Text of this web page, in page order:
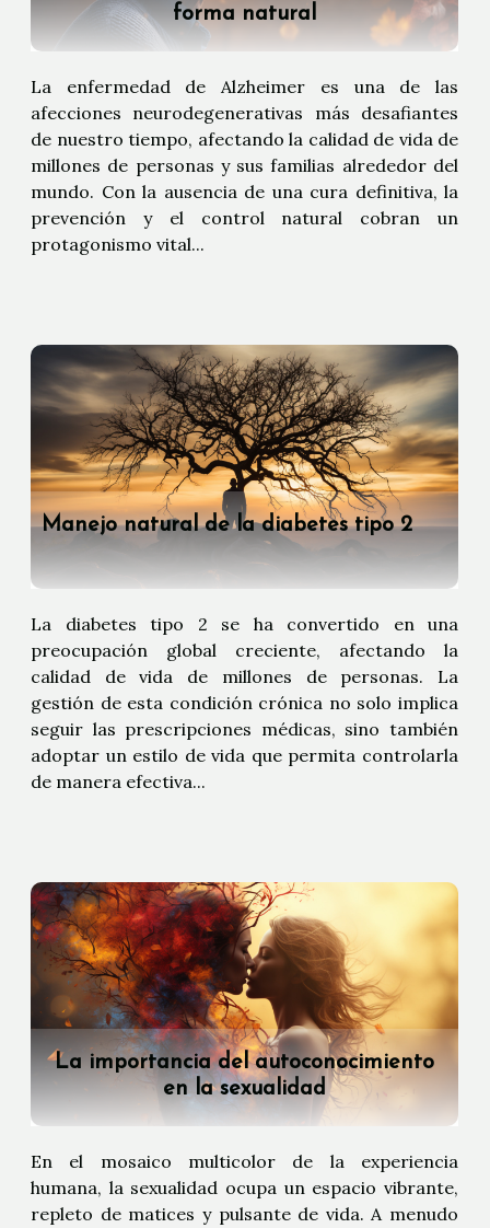
forma natural
La enfermedad de Alzheimer es una de las
afecciones neurodegenerativas más desafiantes
de nuestro tiempo, afectando la calidad de vida de
millones de personas y sus familias alrededor del
mundo. Con la ausencia de una cura definitiva, la
prevención y el control natural cobran un
protagonismo vital...
Manejo natural de la diabetes tipo 2
La diabetes tipo 2 se ha convertido en una
preocupación global creciente, afectando la
calidad de vida de millones de personas. La
gestión de esta condición crónica no solo implica
seguir las prescripciones médicas, sino también
adoptar un estilo de vida que permita controlarla
de manera efectiva...
La importancia del autoconocimiento
en la sexualidad
En el mosaico multicolor de la experiencia
humana, la sexualidad ocupa un espacio vibrante,
repleto de matices y pulsante de vida. A menudo